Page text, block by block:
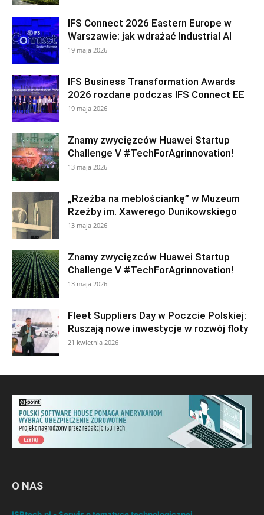
IFS Connect 2026 Eastern Europe w
Warszawie: jak wdrażać Industrial AI
19 maja 2026
IFS Business Transformation Awards
2026 rozdane podczas IFS Connect EE
19 maja 2026
Znamy zwycięzców Huawei Startup
Challenge V #TechForAgrinnovation!
13 maja 2026
„Rzeźba na meblościankę” w Muzeum
Rzeźby im. Xawerego Dunikowskiego
13 maja 2026
Znamy zwycięzców Huawei Startup
Challenge V #TechForAgrinnovation!
13 maja 2026
Fleet Suppliers Day w Poczcie Polskiej:
Ruszają nowe inwestycje w rozwój floty
21 kwietnia 2026
O NAS